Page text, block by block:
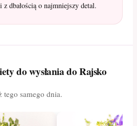
z dbałością o najmniejszy detal.
do wysłania do Rajsko
samego dnia.